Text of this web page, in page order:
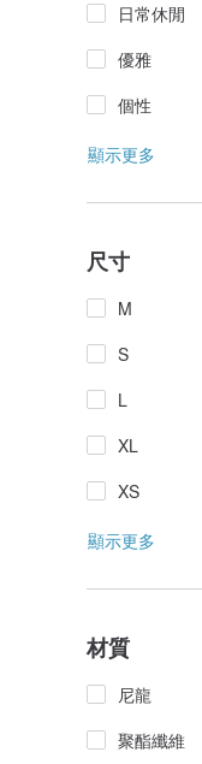
日常休閒
優雅
個性
顯示更多
尺寸
M
S
L
XL
XS
顯示更多
材質
尼龍
聚酯纖維